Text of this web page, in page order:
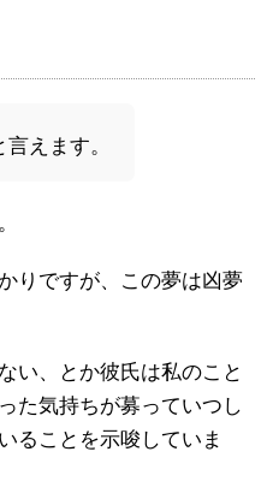
言えます。
りですが、この夢は凶夢
い、とか彼氏は私のこと
た気持ちが募っていつし
ることを示唆していま